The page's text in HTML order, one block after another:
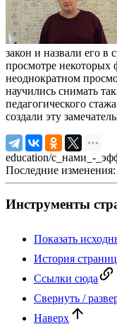
закон и назвали его в
просмотре некоторых
неоднократном
научились снимать
педагогического
создали эту
education/с_нами_-
Последние
Инструменты
Показать
История
Ссылки сюда
Свернуть /
Наверх